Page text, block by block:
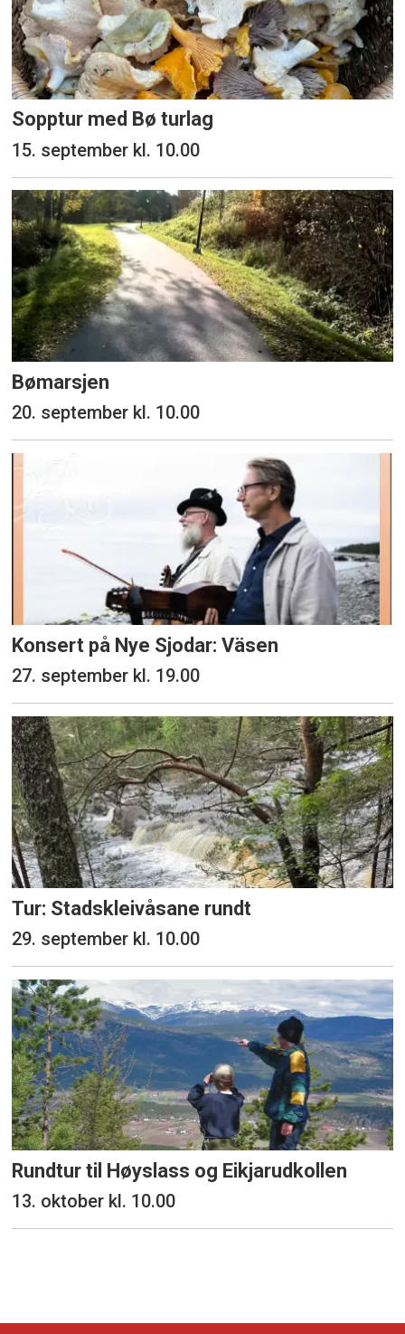
Sopptur med Bø turlag
15. september kl. 10.00
Bømarsjen
20. september kl. 10.00
Konsert på Nye Sjodar: Väsen
27. september kl. 19.00
Tur: Stadskleivåsane rundt
29. september kl. 10.00
Rundtur til Høyslass og Eikjarudkollen
13. oktober kl. 10.00